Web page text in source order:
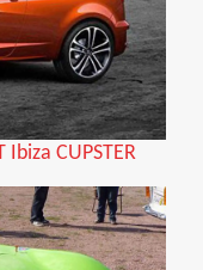
Ibiza CUPSTER